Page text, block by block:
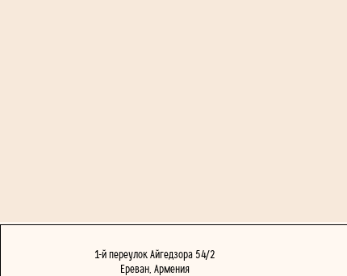
1-й переулок Айгедзора 54/2
Ереван, Армения